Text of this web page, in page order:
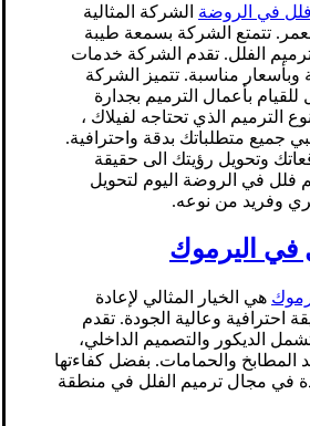
في الروضة الشركة المثالية
تتمتع الشركة بسمعة طيبة
الفلل. تقدم الشركة خدمات
وبأسعار مناسبة. تتميز الشركة
بأعمال الترميم بجدارة
الترميم الذي تحتاجه لفيلاك ،
جميع متطلباتك بدقة واحترافية.
وتحويل رؤيتك الى حقيقة
فلل في الروضة اليوم لتحويل
وفريد من نوعه.
في اليرموك
هي الخيار المثالي لإعادة
احترافية وعالية الجودة. تقدم
الديكور والتصميم الداخلي،
المطابخ والحمامات. بفضل كفاءتها
في مجال ترميم الفلل في منطقة